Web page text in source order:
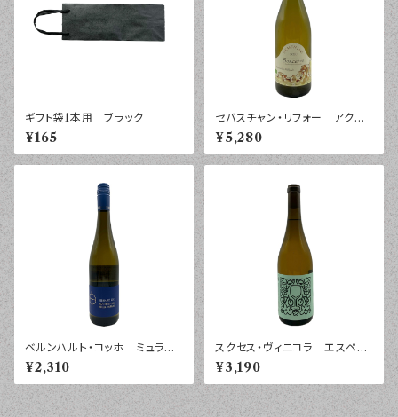
ギフト袋1本用 ブラック
¥165
セバスチャン・リフォー アクメ
ニネ サンセール ２０２０年
７５０ｍｌ
¥5,280
ベルンハルト・コッホ ミュラー
トゥルガウ プティ・チエ トロ
ッケン ファルツ ２０２５年
７５０ｍｌ
¥2,310
スクセス・ヴィニコラ エスペリ
エンシア パレリャーダ ヴィ
ノ・デ・メサ ２０２４年 ７５０
ｍｌ
¥3,190